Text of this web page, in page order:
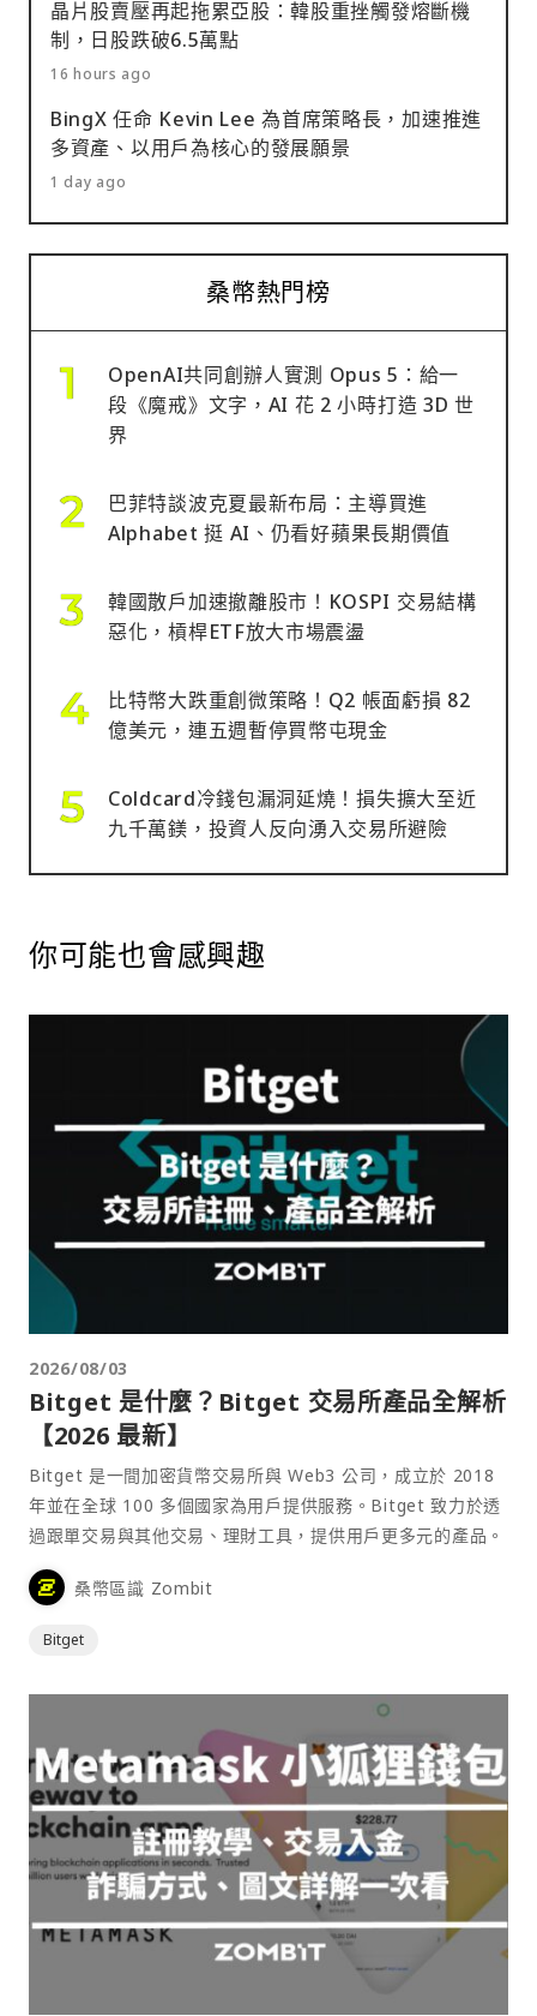
晶片股賣壓再起拖累亞股：韓股重挫觸發熔斷機
制，日股跌破6.5萬點
16 hours ago
BingX 任命 Kevin Lee 為首席策略長，加速推進
多資產、以用戶為核心的發展願景
1 day ago
桑幣熱門榜
OpenAI共同創辦人實測 Opus 5：給一
段《魔戒》文字，AI 花 2 小時打造 3D 世
界
巴菲特談波克夏最新布局：主導買進
Alphabet 挺 AI、仍看好蘋果長期價值
韓國散戶加速撤離股市！KOSPI 交易結構
惡化，槓桿ETF放大市場震盪
比特幣大跌重創微策略！Q2 帳面虧損 82
億美元，連五週暫停買幣屯現金
Coldcard冷錢包漏洞延燒！損失擴大至近
九千萬鎂，投資人反向湧入交易所避險
你可能也會感興趣
2026/08/03
Bitget 是什麼？Bitget 交易所產品全解析
【2026 最新】
Bitget 是一間加密貨幣交易所與 Web3 公司，成立於 2018
年並在全球 100 多個國家為用戶提供服務。Bitget 致力於透
過跟單交易與其他交易、理財工具，提供用戶更多元的產品。
桑幣區識 Zombit
Bitget